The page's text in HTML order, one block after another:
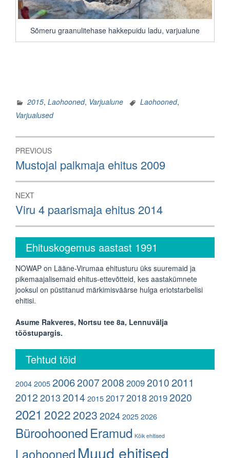
Sõmeru graanulitehase hakkepuidu ladu, varjualune
2015, Laohooned, Varjualune Laohooned,
Varjualused
Navigeerimine
PREVIOUS
Previous
post:
Mustojal palkmaja ehitus 2009
NEXT
Next
post:
Viru 4 paarismaja ehitus 2014
Ehituskogemus aastast 1991
NOWAP on Lääne-Virumaa ehitusturu üks suuremaid ja
pikemaajalisemaid ehitus-ettevõtteid, kes aastakümnete
jooksul on püstitanud märkimisväärse hulga eriotstarbelisi
ehitisi.
Asume Rakveres, Nortsu tee 8a, Lennuvälja
tööstupargis.
Tehtud töid
20042005200620072008 200920102011
201220132014 20152017201820192020
2021 2022 2023202420252026
Büroohooned Eramud Kõik ehitised
Laohooned Muud ehitised